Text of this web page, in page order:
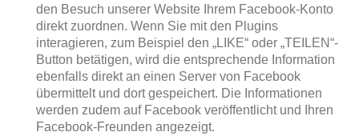
den Besuch unserer Website Ihrem Facebook-Konto
direkt zuordnen. Wenn Sie mit den Plugins
interagieren, zum Beispiel den „LIKE“ oder „TEILEN“-
Button betätigen, wird die entsprechende Information
ebenfalls direkt an einen Server von Facebook
übermittelt und dort gespeichert. Die Informationen
werden zudem auf Facebook veröffentlicht und Ihren
Facebook-Freunden angezeigt.